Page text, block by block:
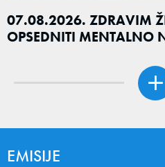
07.08.2026. ZDRAVIM
OPSEDNITI MENTALNO
EMISIJE